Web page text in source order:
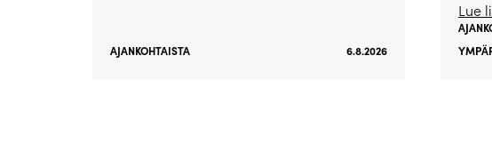
AJANKOHTAISTA 6.8.2026
Lue